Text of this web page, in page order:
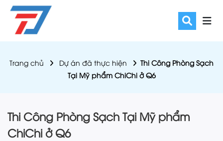
Trang chủ Dự án đã thực hiện
Thi Công Phòng Sạch
Tại Mỹ phẩm ChiChi ở Q6
Thi Công Phòng Sạch Tại Mỹ phẩm
ChiChi ở Q6